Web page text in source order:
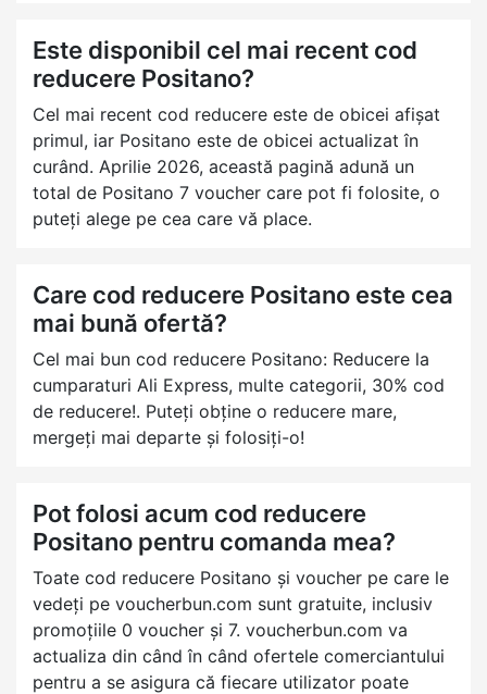
Este disponibil cel mai recent cod
reducere Positano?
Cel mai recent cod reducere este de obicei afișat
primul, iar Positano este de obicei actualizat în
curând. Aprilie 2026, această pagină adună un
total de Positano 7 voucher care pot fi folosite, o
puteți alege pe cea care vă place.
Care cod reducere Positano este cea
mai bună ofertă?
Cel mai bun cod reducere Positano: Reducere la
cumparaturi Ali Express, multe categorii, 30% cod
de reducere!. Puteți obține o reducere mare,
mergeți mai departe și folosiți-o!
Pot folosi acum cod reducere
Positano pentru comanda mea?
Toate cod reducere Positano și voucher pe care le
vedeți pe voucherbun.com sunt gratuite, inclusiv
promoțiile 0 voucher și 7. voucherbun.com va
actualiza din când în când ofertele comerciantului
pentru a se asigura că fiecare utilizator poate